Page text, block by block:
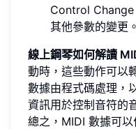
Control Change
其他參數的變更。
線上鋼琴如何解讀
動時，這些動作可以
數據由程式碼處理，
資訊用於控制音符的
總之，MIDI 數據可